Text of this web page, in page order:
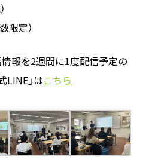
限定）
報を2週間に1度配信予定の
LINE」はこちら